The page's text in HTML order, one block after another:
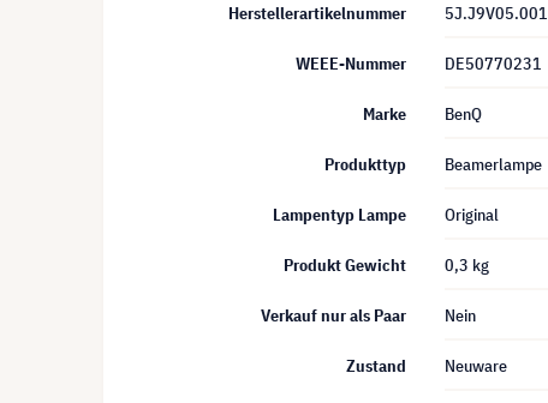
Herstellerartikelnummer 5J.J9V05.001
WEEE-Nummer DE50770231
Marke BenQ
Produkttyp Beamerlampe
Lampentyp Lampe Original
Produkt Gewicht 0,3 kg
Verkauf nur als Paar Nein
Zustand Neuware